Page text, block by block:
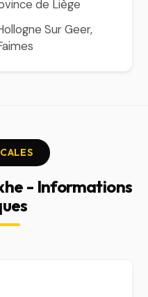
de Liège
Sur Geer,
- Informations